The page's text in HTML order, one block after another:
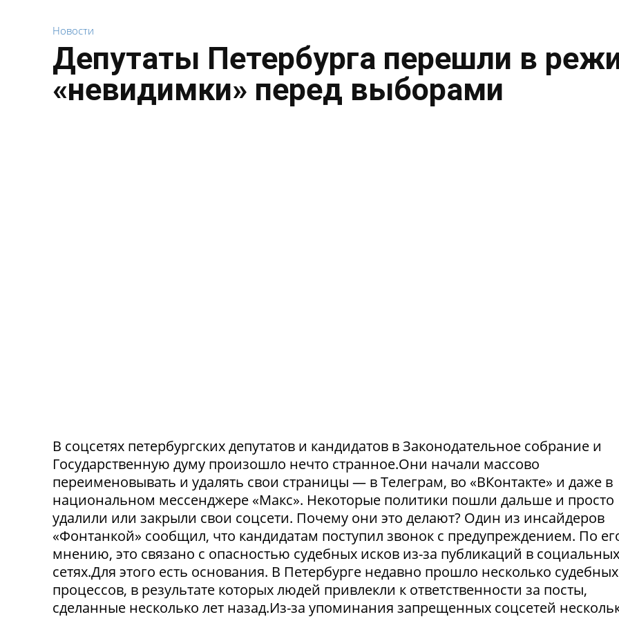
Новости
Депутаты Петербурга перешли в
«невидимки» перед выборами
В соцсетях петербургских депутатов и кандидатов в Законодательное собрание и
Государственную думу произошло нечто странное.Они начали массово
переименовывать и удалять свои страницы — в Телеграм, во «ВКонтакте» и даже в
национальном мессенджере «Макс». Некоторые политики пошли дальше и просто
удалили или закрыли свои соцсети. Почему они это делают? Один из инсайдеров
«Фонтанкой» сообщил, что кандидатам поступил звонок с предупреждением. По
мнению, это связано с опасностью судебных исков из-за публикаций в социальных
сетях.Для этого есть основания. В Петербурге недавно прошло несколько судебных
процессов, в результате которых людей привлекли к ответственности за посты,
сделанные несколько лет назад.Из-за упоминания запрещенных соцсетей